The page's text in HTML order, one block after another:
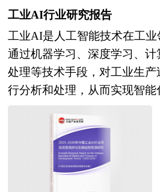
推动显示器件行业构建更加完
链。 本研究咨询报告由中研普
写，在大量周密的市场调研基
家统计局、国家商务部、国
息中心、国务院发展研究中心
业研究网、全国及海外相关报
及显示器件行业研究单位等公
料。报告对我国显示器件行业
状、子行业发展变化等进行了
性的眼光拟定科学合理的发展
和培育规划。通过区域产业
展的产业支撑体系，为招商工
我们针对各大城市、区县镇等
划，将围绕“产业分析→产业
业实施”这条主线来展开。各
同，发展相关产业的条件也就
解区域内产业发展基础和潜力
地实际的产业发展规划。中研
访谈方案，能够快速全面的根
工业AI行业研究报告
工业AI是人工智能技术在工
通过机器学习、深度学习、
处理等技术手段，对工业生
行分析和处理，从而实现智
模拟人类专家的经验和决策过
的异常情况、预测设备故障、
提高生产效率、降低成本、提
工业制造向智能化、柔性化和